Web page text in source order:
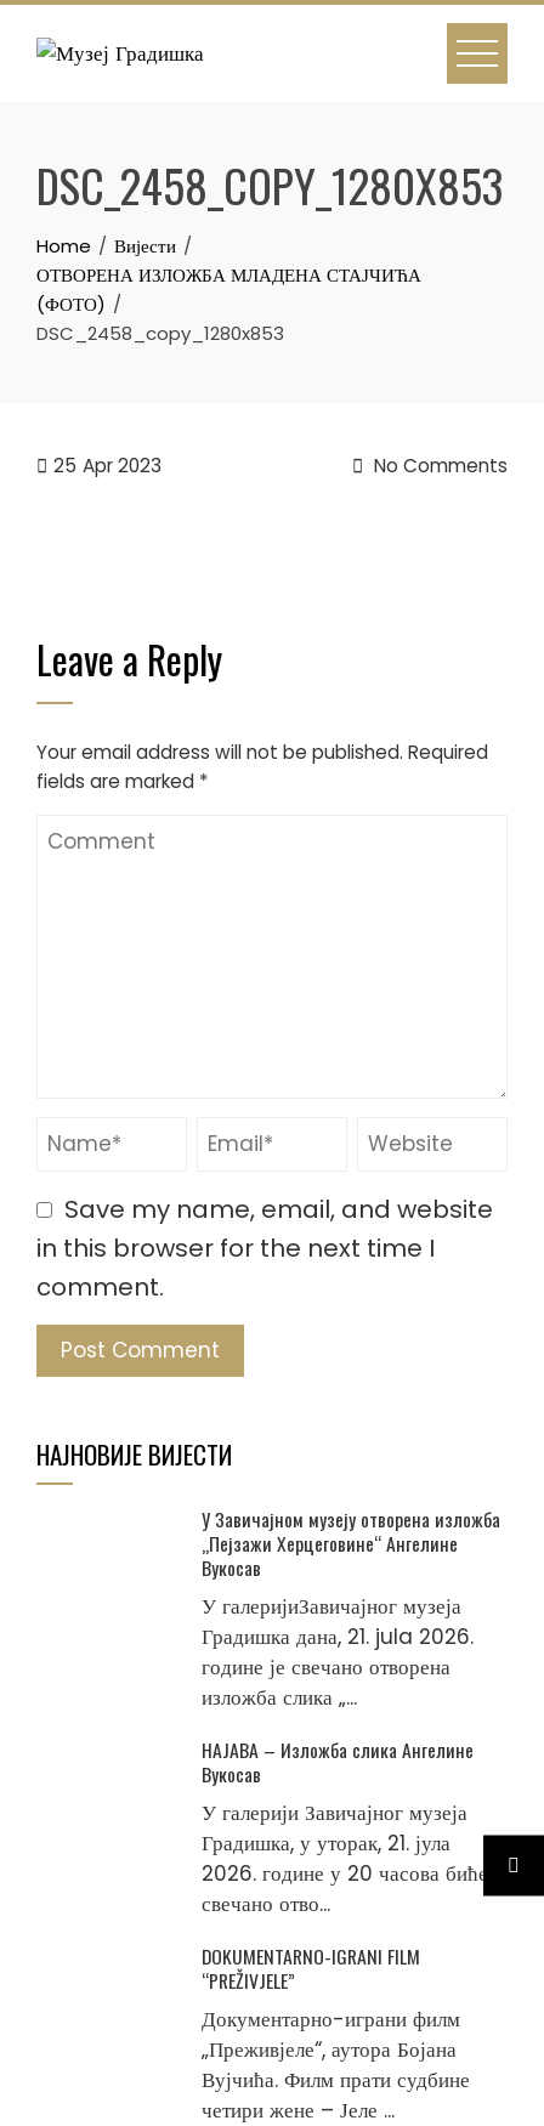
Skip
DSC_2458_COPY_1280X853
Home
Вијести
ОТВОРЕНА ИЗЛОЖБА МЛАДЕНА СТАЈЧИЋА
(ФОТО)
DSC_2458_copy_1280x853
25 Apr 2023 No Comments
Leave a Reply
Your email address will not be published. Required
fields are marked *
Save my name, email, and website
in this browser for the next time I
comment.
НАЈНОВИЈЕ ВИЈЕСТИ
У Завичајном музеју отворена изложба
„Пејзажи Херцеговине“ Ангелине
Вукосав
У галеријиЗавичајног музеја
Градишка дана, 21. jula 2026.
године је свечано отворена
изложба слика „...
НАЈАВА – Изложба слика Ангелине
Вукосав
У галерији Завичајног музеја
Градишка, у уторак, 21. јула
2026. године у 20 часова биће
свечано отво...
DOKUMENTARNO-IGRANI FILM
“PREŽIVJELE”
Документарно-играни филм
„Преживјеле“, аутора Бојана
Вујчића. Филм прати судбине
четири жене – Јеле ...